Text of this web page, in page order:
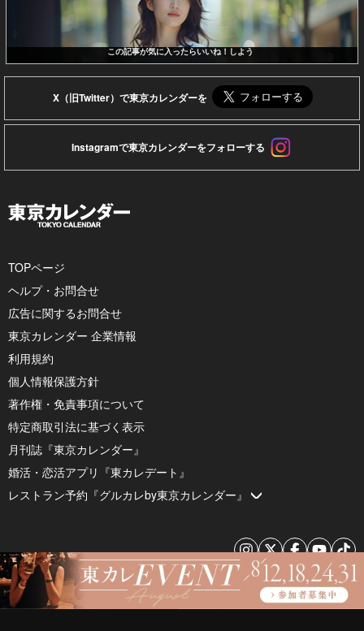
この記事が気に入ったらいいね！しよう
X（旧Twitter）で東京カレンダーを
Instagramで東京カレンダーをフォローする
TOPページ
ヘルプ・お問合せ
広告に関するお問合せ
東京カレンダー 企業情報
利用規約
個人情報保護方針
著作権・免責事項について
特定商取引法に基づく表示
月刊誌『東京カレンダー』
婚活・恋活アプリ『東カレデート』
レストラン予約『グルカレby東京カレンダー』
© 2026 by Tokyo Calendar, Inc.